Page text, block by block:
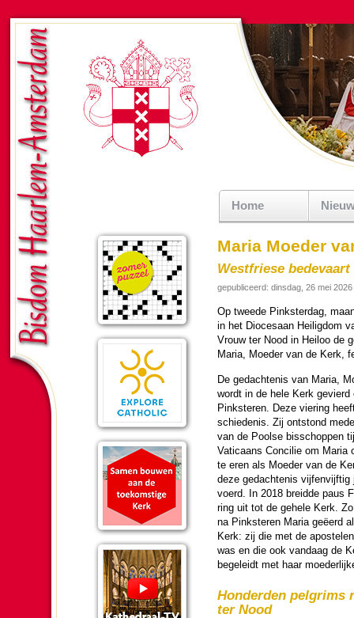
Home
Maria Moeder
Westfriese
gepubliceerd: dinsdag, 26 mei 2026
Op tweede Pinkster­dag,
in het Dio­ce­saan Hei­lig­dom
Vrouw ter Nood in Heiloo de
Maria, Moeder van de Kerk,
De ge­dach­te­nis van Maria,
wordt in de hele Kerk gevierd
Pink­ste­ren. Deze vie­ring
schie­de­nis. Zij ontstond
van de Poolse bis­schop­pen
Vati­caans Concilie om Maria
te eren als Moeder van de
deze ge­dach­te­nis
voerd. In 2018 breidde paus
ring uit tot de gehele Kerk.
na Pink­ste­ren Maria geëerd
Kerk: zij die met de
was en die ook vandaag de
begeleidt met haar
Honder­den pelgrims
ter Nood